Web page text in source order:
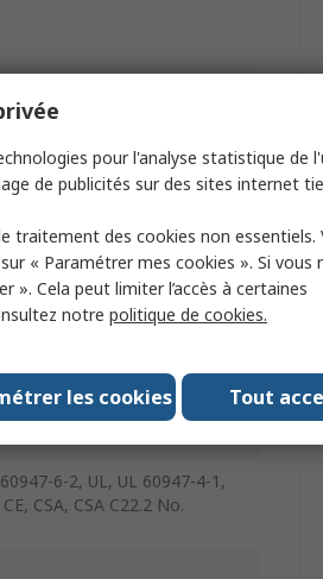
6-2, UL, UL 60947-4-1,
CSA, CSA C22.2 No.
pour l'analyse statistique de
de publicités sur des sites internet
traitement des cookies non essentiels.
« Paramétrer mes cookies ». Si vous
». Cela peut limiter l’accès à certaines
notre politique de cookies.
Tout
les cookies